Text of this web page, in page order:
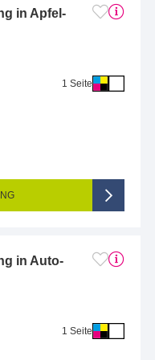
in Apfel-
1 Seite
Rückseite unbedruckt)
in Auto-
1 Seite